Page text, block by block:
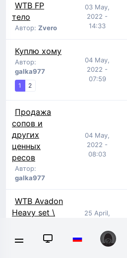
WTB FP
тело
Автор: Zvero
03 May,
2022 -
14:33
Куплю хому
Автор:
galka977
1 2
04 May,
2022 -
07:59
Продажа
сопов и
других
ценных
ресов
Автор:
galka977
04 May,
2022 -
08:03
WTB Avadon
Heavy set \
MehanizmRaya
25 April,
16:43